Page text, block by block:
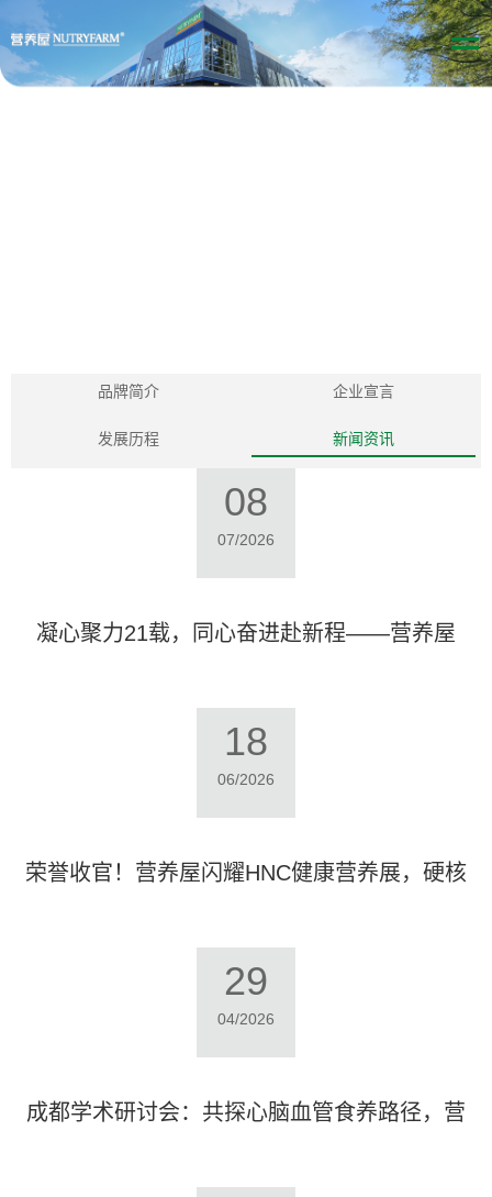
品牌简介 企业宣言
发展历程 新闻资讯
08
07/2026
凝心聚力21载，同心奋进赴新程——营养屋
2026年度员工团建活动圆满举行
18
06/2026
荣誉收官！营养屋闪耀HNC健康营养展，硬核
产品实力出圈
29
04/2026
成都学术研讨会：共探心脑血管食养路径，营
养屋纳红银组方受行业专家高度认可